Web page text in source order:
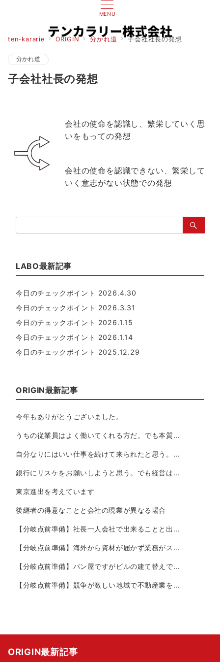
MENU
ten-kararie ORIGIN 分かれ道 子会社社長の発想
分かれ道
子会社社長の発想
会社の使命を認識し、繁栄していく思
いをもっての発想
会社の使命を認識できない、繁栄して
いく意志がない状態での発想
索：
LABO最新記事
今日のチェックポイント 2026.4.30
今日のチェックポイント 2026.3.31
今日のチェックポイント 2026.1.15
今日のチェックポイント 2026.1.14
今日のチェックポイント 2025.12.29
ORIGIN最新記事
今年もありがとうございました。
うちの従業員はよく働いてくれる方だ。でも本質...
自分なりにはいい仕事を続けて来られたと思う。...
銀行にリスケをお願いしようと思う。でも経営は...
東京進出を考えています
後継者の得意なことと会社の現業が異なる場合
【分岐点前準備】社長一人会社で出来ることと出...
【分岐点前準備】海外から資材が届かず業務がス...
【分岐点前準備】パン屋ですがビルの建て替えで...
【分岐点前準備】競争が激しい地域で不動産業を...
ORIGIN最新記事